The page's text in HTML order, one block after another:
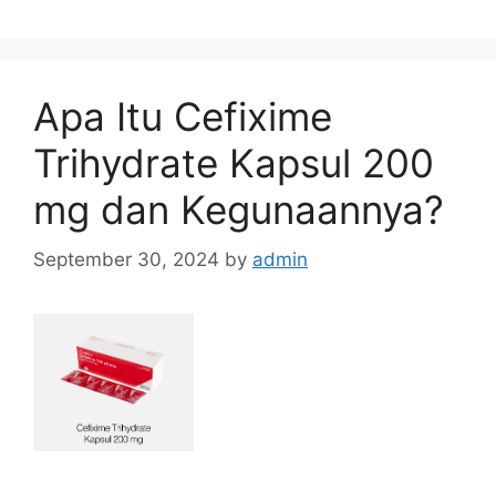
Apa Itu Cefixime
Trihydrate Kapsul 200
mg dan Kegunaannya?
September 30, 2024 by admin